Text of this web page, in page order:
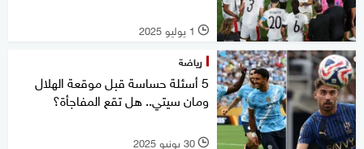
l 1 يوليو 2025
رياضة
5 أسئلة حساسة قبل موقعة الهلال
ومان سيتي.. هل تقع المفاجأة؟
l 30 يونيو 2025